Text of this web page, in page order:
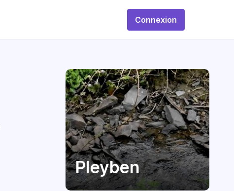
Connexion
Pleyben